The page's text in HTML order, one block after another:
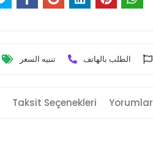
تنبيه السعر الطلب بالهاتف
Taksit Seçenekleri Yorumlar